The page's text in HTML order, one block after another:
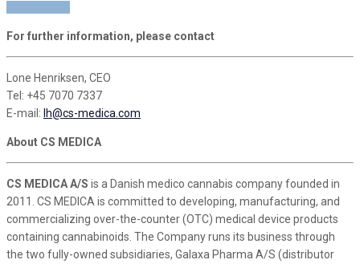
For further information, please contact
Lone Henriksen, CEO
Tel: +45 7070 7337
E-mail: lh@cs-medica.com
About CS MEDICA
CS MEDICA A/S is a Danish medico cannabis company founded in
2011. CS MEDICA is committed to developing, manufacturing, and
commercializing over-the-counter (OTC) medical device products
containing cannabinoids. The Company runs its business through
the two fully-owned subsidiaries, Galaxa Pharma A/S (distributor